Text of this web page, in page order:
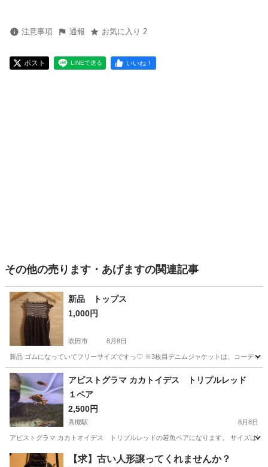
注意事項 通報 お気に入り 2
ポスト LINEで送る いいね！
その他の売ります・あげますの関連記事
新品 トップス
1,000円
吹田市 8月8日
新品 ゴムになっていてフリーサイズですっ♡ ※3枚目デニムジャケットは、コーディ
大阪 吹田市 その他 チューブトップ
アピストグラマ カカトイデス トリプルレッド
１ペア
2,500円
高槻駅 8月8日
アピストグラマ カカトオイデス トリプルレッドの若魚ペアになります。 サイズは
大阪 高槻市 高槻駅 その他
【求】古い人形譲ってくれませんか？